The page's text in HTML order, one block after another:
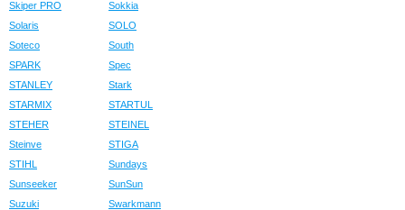
Skiper PRO
Sokkia
Solaris
SOLO
Soteco
South
SPARK
Spec
STANLEY
Stark
STARMIX
STARTUL
STEHER
STEINEL
Steinve
STIGA
STIHL
Sundays
Sunseeker
SunSun
Suzuki
Swarkmann